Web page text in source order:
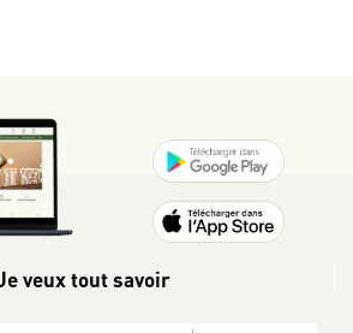
veux tout savoir